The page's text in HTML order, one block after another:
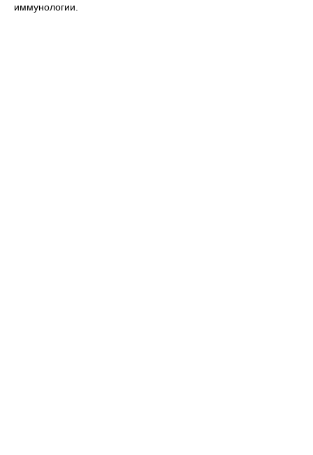
иммунологии.